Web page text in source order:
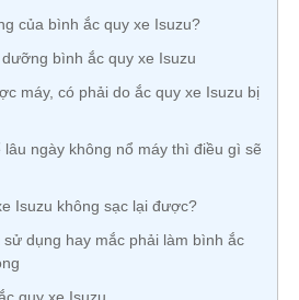
của bình ắc quy xe Isuzu?
bình ắc quy xe Isuzu
máy, có phải do ắc quy xe Isuzu bị
lâu ngày không nổ máy thì điều gì sẽ
Isuzu không sạc lại được?
dụng hay mắc phải làm bình ắc